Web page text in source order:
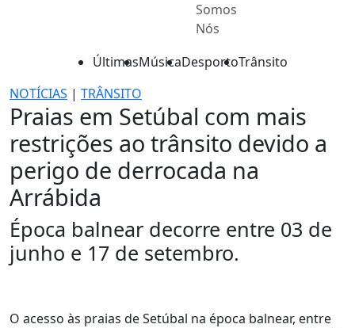
Somos
Nós
ÚltimasMúsicaDesportoTrânsito
NOTÍCIAS | TRÂNSITO
Praias em Setúbal com mais
restrições ao trânsito devido a
perigo de derrocada na
Arrábida
Época balnear decorre entre 03 de
junho e 17 de setembro.
O acesso às praias de Setúbal na época balnear, entre